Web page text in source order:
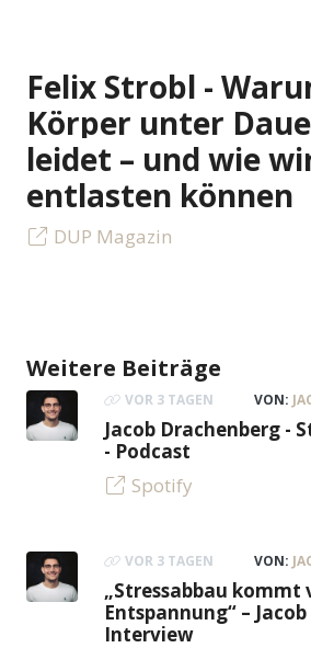
Felix Strobl -
Körper unter
leidet – und wie
entlasten können
DUP Magazin
Weitere Beiträge
VOR 3 TAGEN VON:
Jacob Drachenberg -
- Podcast
Spotify
VOR 3 TAGEN VON:
„Stressabbau kommt
Entspannung“ –
Interview